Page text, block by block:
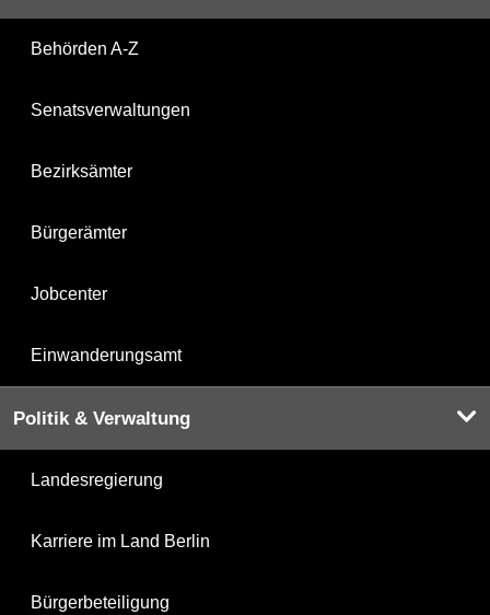
Behörden A-Z
Senatsverwaltungen
Bezirksämter
Bürgerämter
Jobcenter
Einwanderungsamt
Politik & Verwaltung
Landesregierung
Karriere im Land Berlin
Bürgerbeteiligung